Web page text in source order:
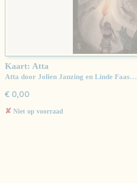
Kaart: Atta
Atta door Jolien Janzing en Linde Faas…
€ 0,00
✘ Niet op voorraad